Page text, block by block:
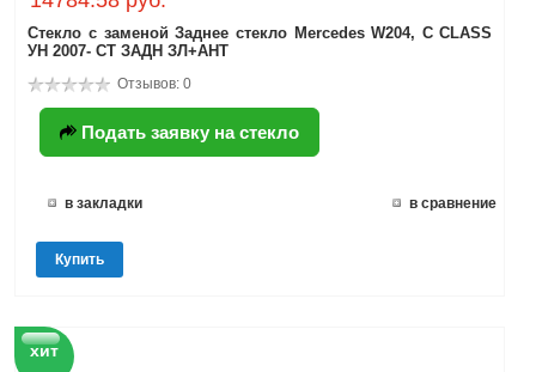
Стекло с заменой Заднее стекло Mercedes W204, C CLASS
УН 2007- СТ ЗАДН ЗЛ+АНТ
Отзывов: 0
Подать заявку на стекло
в закладки в сравнение
Купить
хит